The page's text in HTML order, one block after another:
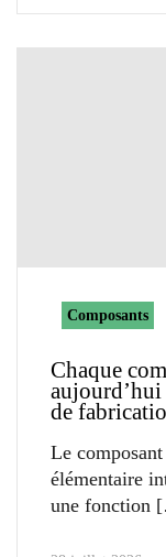
Composants
Chaque
aujourd’hui
de
Le
élémentaire
une fonction